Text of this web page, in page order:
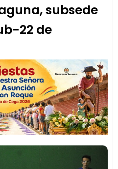
subsede
22 de